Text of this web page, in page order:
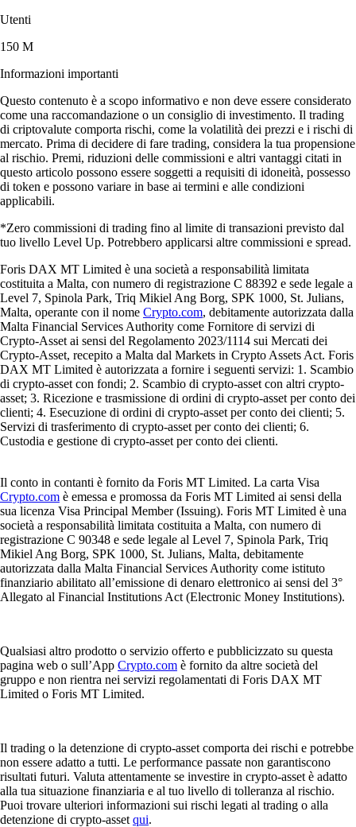
Utenti
150 M
Informazioni importanti
Questo contenuto è a scopo informativo e non deve essere considerato
come una raccomandazione o un consiglio di investimento. Il trading
di criptovalute comporta rischi, come la volatilità dei prezzi e i rischi di
mercato. Prima di decidere di fare trading, considera la tua propensione
al rischio. Premi, riduzioni delle commissioni e altri vantaggi citati in
questo articolo possono essere soggetti a requisiti di idoneità, possesso
di token e possono variare in base ai termini e alle condizioni
applicabili.
*Zero commissioni di trading fino al limite di transazioni previsto dal
tuo livello Level Up. Potrebbero applicarsi altre commissioni e spread.
Foris DAX MT Limited è una società a responsabilità limitata
costituita a Malta, con numero di registrazione C 88392 e sede legale a
Level 7, Spinola Park, Triq Mikiel Ang Borg, SPK 1000, St. Julians,
Malta, operante con il nome Crypto.com, debitamente autorizzata dalla
Malta Financial Services Authority come Fornitore di servizi di
Crypto-Asset ai sensi del Regolamento 2023/1114 sui Mercati dei
Crypto-Asset, recepito a Malta dal Markets in Crypto Assets Act. Foris
DAX MT Limited è autorizzata a fornire i seguenti servizi: 1. Scambio
di crypto-asset con fondi; 2. Scambio di crypto-asset con altri crypto-
asset; 3. Ricezione e trasmissione di ordini di crypto-asset per conto dei
clienti; 4. Esecuzione di ordini di crypto-asset per conto dei clienti; 5.
Servizi di trasferimento di crypto-asset per conto dei clienti; 6.
Custodia e gestione di crypto-asset per conto dei clienti.
Il conto in contanti è fornito da Foris MT Limited. La carta Visa
Crypto.com è emessa e promossa da Foris MT Limited ai sensi della
sua licenza Visa Principal Member (Issuing). Foris MT Limited è una
società a responsabilità limitata costituita a Malta, con numero di
registrazione C 90348 e sede legale al Level 7, Spinola Park, Triq
Mikiel Ang Borg, SPK 1000, St. Julians, Malta, debitamente
autorizzata dalla Malta Financial Services Authority come istituto
finanziario abilitato all’emissione di denaro elettronico ai sensi del 3°
Allegato al Financial Institutions Act (Electronic Money Institutions).
Qualsiasi altro prodotto o servizio offerto e pubblicizzato su questa
pagina web o sull’App Crypto.com è fornito da altre società del
gruppo e non rientra nei servizi regolamentati di Foris DAX MT
Limited o Foris MT Limited.
Il trading o la detenzione di crypto-asset comporta dei rischi e potrebbe
non essere adatto a tutti. Le performance passate non garantiscono
risultati futuri. Valuta attentamente se investire in crypto-asset è adatto
alla tua situazione finanziaria e al tuo livello di tolleranza al rischio.
Puoi trovare ulteriori informazioni sui rischi legati al trading o alla
detenzione di crypto-asset qui.